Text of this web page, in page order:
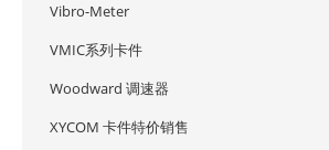
Vibro-Meter
VMIC系列卡件
Woodward 调速器
XYCOM 卡件特价销售